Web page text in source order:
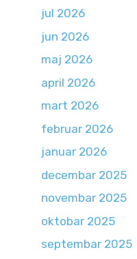
jul 2026
jun 2026
maj 2026
april 2026
mart 2026
februar 2026
januar 2026
decembar 2025
novembar 2025
oktobar 2025
septembar 2025